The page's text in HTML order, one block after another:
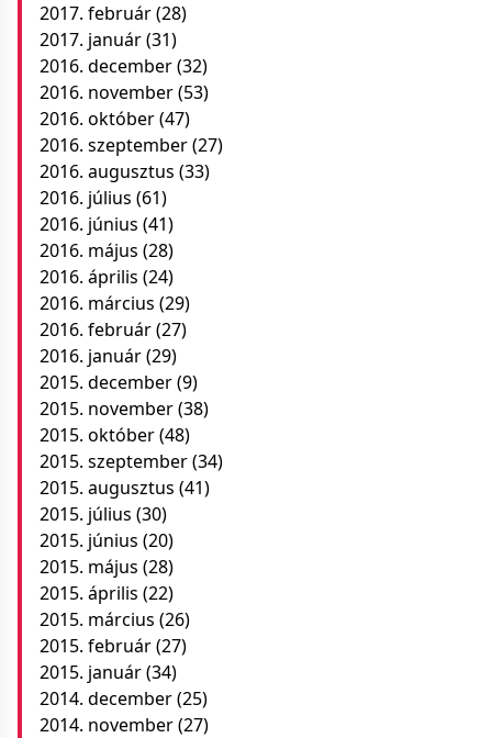
2017. február(28)
2017. január(31)
2016. december(32)
2016. november(53)
2016. október(47)
2016. szeptember(27)
2016. augusztus (33)
2016. július (61)
2016. június (41)
2016. május (28)
2016. április (24)
2016. március (29)
2016. február(27)
2016. január(29)
2015. december(9)
2015. november(38)
2015. október(48)
2015. szeptember(34)
2015. augusztus (41)
2015. július (30)
2015. június (20)
2015. május (28)
2015. április (22)
2015. március (26)
2015. február(27)
2015. január(34)
2014. december(25)
2014. november(27)